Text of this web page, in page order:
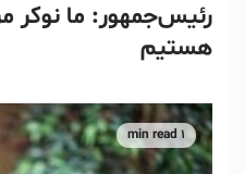
رئیس‌جمهور: ما نوکر
هستیم
1 min read